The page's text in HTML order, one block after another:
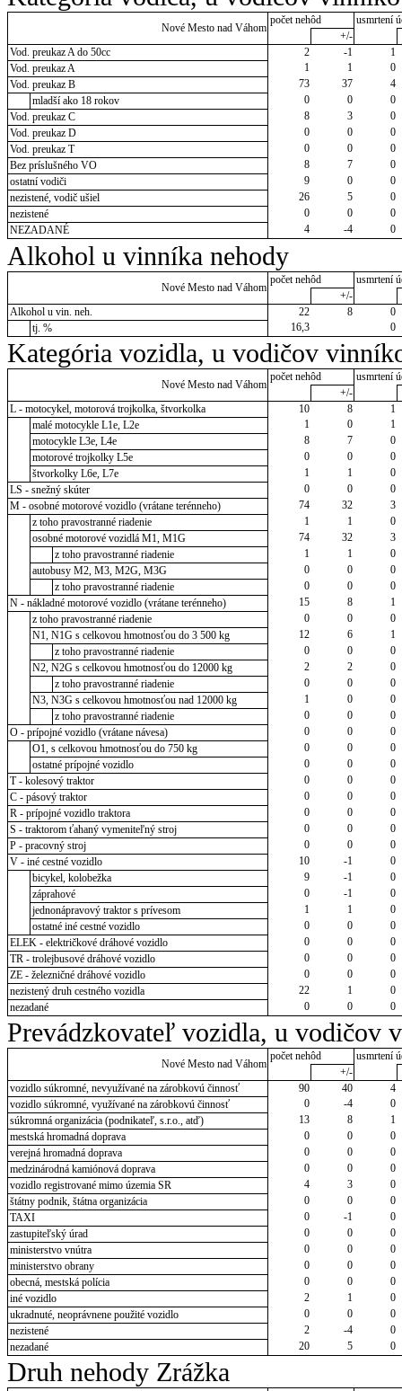
Nové Mesto nad Váhom
počet nehôd
usmrtení
+/-
Vod. preukaz A do 50cc
2 -1
1
Vod. preukaz A
1 1
0
Vod. preukaz B
73 37
4
mladší ako 18 rokov
0 0
0
Vod. preukaz C
8 3
0
Vod. preukaz D
0 0
0
Vod. preukaz T
0 0
0
Bez príslušného VO
8 7
0
ostatní vodiči
9 0
0
nezistené, vodič ušiel
26 5
0
nezistené
0 0
0
NEZADANÉ
4 -4 0
Alkohol u vinníka nehody
Nové Mesto nad Váhom
počet nehôd
usmrtení
+/-
Alkohol u vin. neh.
22 8
0
tj. %
16,3 0
Kategória vozidla, u vodičov
Nové Mesto nad Váhom
počet nehôd
usmrtení
+/-
L - motocykel, motorová trojkolka, štvorkolka
10 8
1
malé motocykle L1e, L2e
1 0
1
motocykle L3e, L4e
8 7
0
motorové trojkolky L5e
0 0
0
štvorkolky L6e, L7e
1 1
0
LS - snežný skúter
0 0
0
M - osobné motorové vozidlo (vrátane terénneho)
74 32
3
z toho pravostranné riadenie
1 1
0
osobné motorové vozidlá M1, M1G
74 32
3
z toho pravostranné riadenie
1 1
0
autobusy M2, M3, M2G, M3G
0 0
0
z toho pravostranné riadenie
0 0
0
N - nákladné motorové vozidlo (vrátane terénneho)
15 8
1
z toho pravostranné riadenie
0 0
0
N1, N1G s celkovou hmotnosťou do 3 500 kg
12 6
1
z toho pravostranné riadenie
0 0
0
N2, N2G s celkovou hmotnosťou do 12000 kg
2 2
0
z toho pravostranné riadenie
0 0
0
N3, N3G s celkovou hmotnosťou nad 12000 kg
1 0
0
z toho pravostranné riadenie
0 0
0
O - prípojné vozidlo (vrátane návesa)
0 0
0
O1, s celkovou hmotnosťou do 750 kg
0 0
0
ostatné prípojné vozidlo
0 0
0
T - kolesový traktor
0 0
0
C - pásový traktor
0 0
0
R - prípojné vozidlo traktora
0 0
0
S - traktorom ťahaný vymeniteľný stroj
0 0
0
P - pracovný stroj
0 0
0
V - iné cestné vozidlo
10 -1
0
bicykel, kolobežka
9 -1
0
záprahové
0 -1
0
jednonápravový traktor s prívesom
1 1
0
ostatné iné cestné vozidlo
0 0
0
ELEK - električkové dráhové vozidlo
0 0
0
TR - trolejbusové dráhové vozidlo
0 0
0
ZE - železničné dráhové vozidlo
0 0
0
nezistený druh cestného vozidla
22 1
0
nezadané
0 0 0
Prevádzkovateľ vozidla, u vodičov
Nové Mesto nad Váhom
počet nehôd
usmrtení
+/-
vozidlo súkromné, nevyužívané na zárobkovú činnosť
90 40
4
vozidlo súkromné, využívané na zárobkovú činnosť
0 -4
0
súkromná organizácia (podnikateľ, s.r.o., atď)
13 8
1
mestská hromadná doprava
0 0
0
verejná hromadná doprava
0 0
0
medzinárodná kamiónová doprava
0 0
0
vozidlo registrované mimo územia SR
4 3
0
štátny podnik, štátna organizácia
0 0
0
TAXI
0 -1
0
zastupiteľský úrad
0 0
0
ministerstvo vnútra
0 0
0
ministerstvo obrany
0 0
0
obecná, mestská polícia
0 0
0
iné vozidlo
2 1
0
ukradnuté, neoprávnene použité vozidlo
0 0
0
nezistené
2 -4
0
nezadané
20 5 0
Druh nehody Zrážka